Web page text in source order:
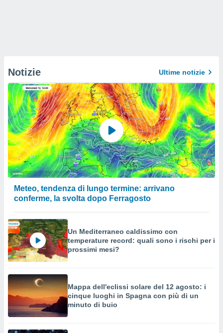
Notizie Ultime notizie
Meteo, tendenza di lungo termine: arrivano
conferme, la svolta dopo Ferragosto
Un Mediterraneo caldissimo con
temperature record: quali sono i rischi per i
prossimi mesi?
Mappa dell'eclissi solare del 12 agosto: i
cinque luoghi in Spagna con più di un
minuto di buio